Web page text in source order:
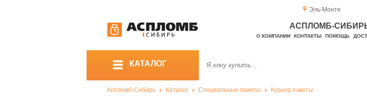
Эль-Монте
АСПЛОМБ-
О КОМПАНИИ КОНТАКТЫ ПОМОЩЬ
КАТАЛОГ
Аспломб-Сибирь Каталог Специальные пакеты Курьер пакеты